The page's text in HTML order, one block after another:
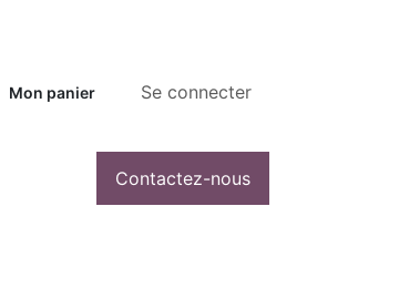
Mon panier Se connecter
Contactez-nous